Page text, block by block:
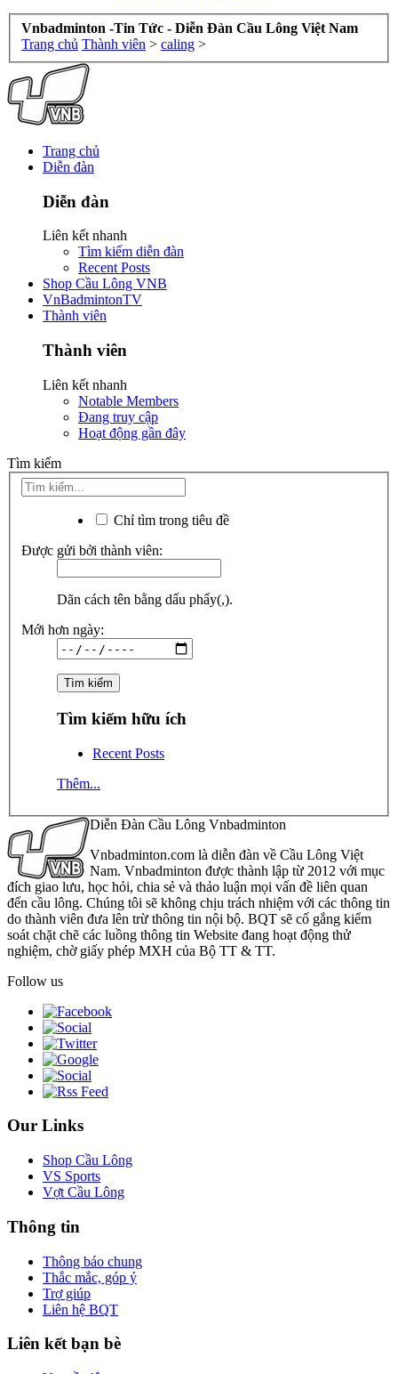
Vnbadminton -Tin Tức - Diễn Đàn Cầu Lông Việt Nam
Trang chủ Thành viên > caling >
Trang chủ
Diễn đàn
Diễn đàn
Liên kết nhanh
Tìm kiếm diễn đàn
Recent Posts
Shop Cầu Lông VNB
VnBadmintonTV
Thành viên
Thành viên
Liên kết nhanh
Notable Members
Đang truy cập
Hoạt động gần đây
Tìm kiếm
Chỉ tìm trong tiêu đề
Được gửi bởi thành viên:
Dãn cách tên bằng dấu phẩy(,).
Mới hơn ngày:
Tìm kiếm hữu ích
Recent Posts
Thêm...
Diễn Đàn Cầu Lông Vnbadminton
Vnbadminton.com là diễn đàn về Cầu Lông Việt
Nam. Vnbadminton được thành lập từ 2012 với mục
đích giao lưu, học hỏi, chia sẻ và thảo luận mọi vấn đề liên quan
đến cầu lông. Chúng tôi sẽ không chịu trách nhiệm với các thông tin
do thành viên đưa lên trừ thông tin nội bộ. BQT sẽ cố gắng kiểm
soát chặt chẽ các luồng thông tin Website đang hoạt động thử
nghiệm, chờ giấy phép MXH của Bộ TT & TT.
Follow us
Our Links
Shop Cầu Lông
VS Sports
Vợt Cầu Lông
Thông tin
Thông báo chung
Thắc mắc, góp ý
Trợ giúp
Liên hệ BQT
Liên kết bạn bè